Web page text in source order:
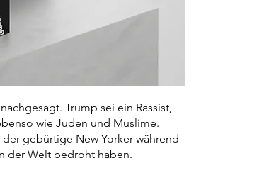
Trump sei ein Rassist,
wie Juden und Muslime.
gebürtige New Yorker während
der Welt bedroht haben.